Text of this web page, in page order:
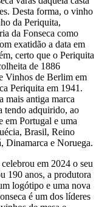
Desta forma, o vinho
da Periquita,
da Fonseca como
exatidão a data em
certo que o Periquita
de 1886
Vinhos de Berlim em
Periquita em 1941.
mais antiga marca
tendo adquirido, ao
em Portugal e uma
Brasil, Reino
Dinamarca e Noruega.
em 2024 o seu
190 anos, a produtora
logótipo e uma nova
é um dos líderes